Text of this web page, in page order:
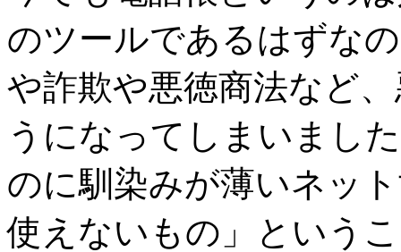
のツールであるはずな
や詐欺や悪徳商法など
うになってしまいまし
のに馴染みが薄いネッ
使えないもの」という